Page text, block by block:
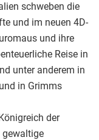
schweben die
und im neuen 4D-
und ihre
Reise in
unter anderem in
in Grimms
der
gewaltige